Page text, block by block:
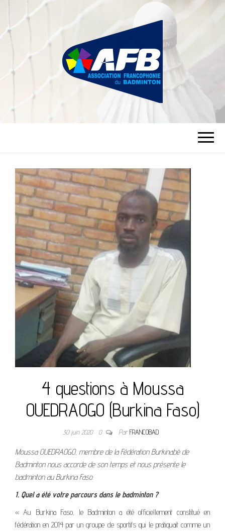
ASSOCIATION
FRANCOPHONIE
DU BADMINTON
4 questions à Moussa
OUEDRAOGO (Burkina Faso)
30 juin 2020 0 ParFRANCOBAD
Moussa OUEDRAOGO, membre de la Fédération Burkinabè de
Badminton nous accorde de son temps et nous présente le
badminton au Burkina Faso.
1. Quel a été votre parcours dans le badminton ?
« Au Burkina Faso, le Badminton a été officiellement constitué en
fédération en 2014 par un groupe de sportifs qui le pratiquait comme un